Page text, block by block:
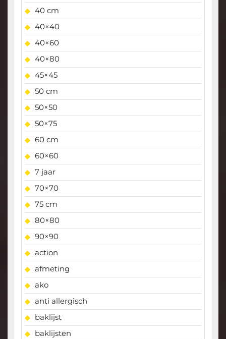
40 cm
40×40
40×60
40×80
45×45
50 cm
50×50
50×75
60 cm
60×60
7 jaar
70×70
75 cm
80×80
90×90
action
afmeting
ako
anti allergisch
baklijst
baklijsten